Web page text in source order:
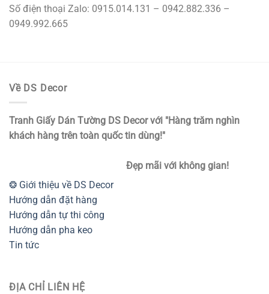
Số điện thoại Zalo: 0915.014.131 – 0942.882.336 –
0949.992.665
Về DS Decor
Tranh Giấy Dán Tường DS Decor với "Hàng trăm nghìn
khách hàng trên toàn quốc tin dùng!"
Đẹp mãi với không gian!
❂ Giới thiệu về DS Decor
Hướng dẫn đặt hàng
Hướng dẫn tự thi công
Hướng dẫn pha keo
Tin tức
ĐỊA CHỈ LIÊN HỆ